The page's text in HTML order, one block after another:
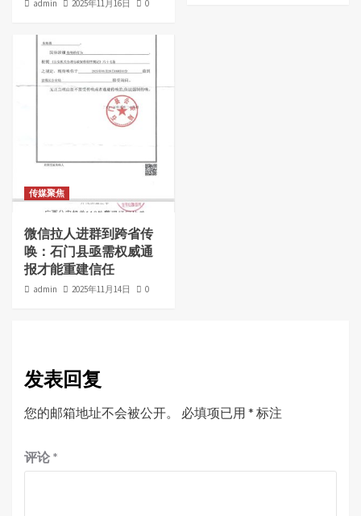
admin 2025年11月16日 0
传媒聚焦
微信拉人进群到跨省传
唤：石门县亟需权威通
报才能重建信任
admin 2025年11月14日 0
发表回复
您的邮箱地址不会被公开。 必填项已用 * 标注
评论 *